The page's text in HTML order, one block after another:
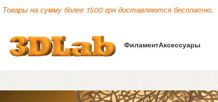
Товары на сумму более 1500 грн доставляются бесплатно.
ФиламентАксессуары